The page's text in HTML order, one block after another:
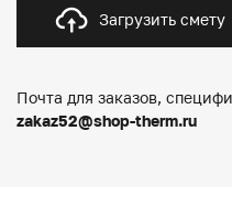
Загрузить смету
Почта для заказов,
zakaz52@shop-therm.ru